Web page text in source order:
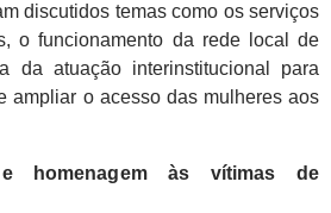
discutidos temas como os serviços
o funcionamento da rede local de
da atuação interinstitucional para
ampliar o acesso das mulheres aos
e homenagem às vítimas de